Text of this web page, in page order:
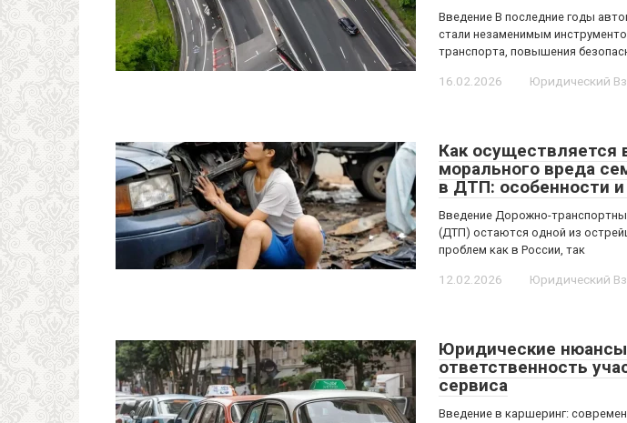
Введение В последние годы
стали незаменимым
транспорта, повышения
16.02.2026 Юридический
Как осуществляется
морального вреда
в ДТП: особенности и
Введение Дорожно-
(ДТП) остаются одной из
проблем как в России, так
12.02.2026 Юридический
Юридические нюансы
ответственность
сервиса
Введение в каршеринг: